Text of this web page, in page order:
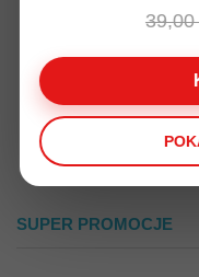
Tkanina
brąz koordynat
SUPER PROMOCJE
39,00